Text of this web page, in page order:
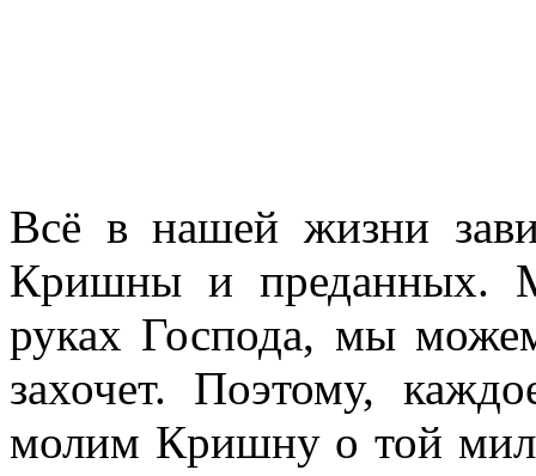
Всё в нашей жизни
Кришны и преданных.
руках Господа, мы
захочет. Поэтому,
молим Кришну о той